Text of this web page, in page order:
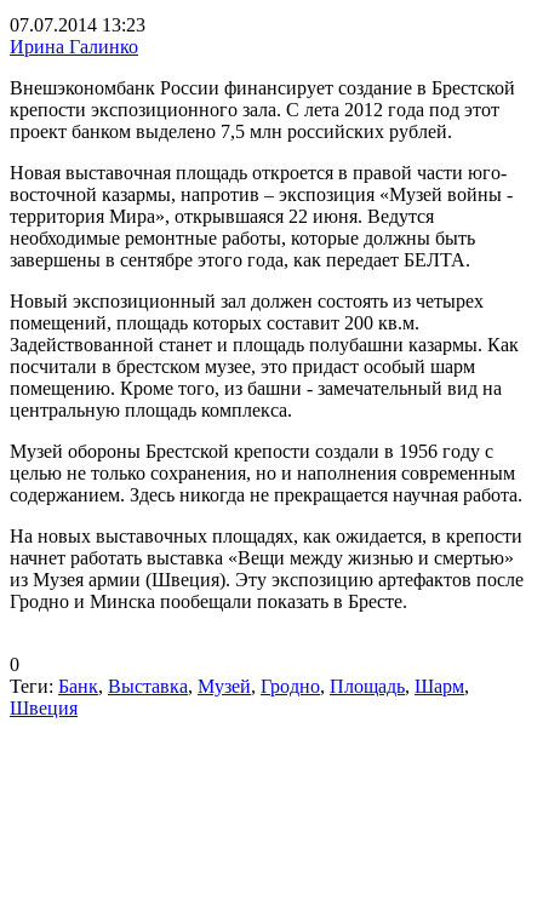
07.07.2014 13:23
Ирина Галинко
Внешэкономбанк России финансирует создание в Брестской
крепости экспозиционного зала. С лета 2012 года под этот
проект банком выделено 7,5 млн российских рублей.
Новая выставочная площадь откроется в правой части юго-
восточной казармы, напротив – экспозиция «Музей войны -
территория Мира», открывшаяся 22 июня. Ведутся
необходимые ремонтные работы, которые должны быть
завершены в сентябре этого года, как передает БЕЛТА.
Новый экспозиционный зал должен состоять из четырех
помещений, площадь которых составит 200 кв.м.
Задействованной станет и площадь полубашни казармы. Как
посчитали в брестском музее, это придаст особый шарм
помещению. Кроме того, из башни - замечательный вид на
центральную площадь комплекса.
Музей обороны Брестской крепости создали в 1956 году с
целью не только сохранения, но и наполнения современным
содержанием. Здесь никогда не прекращается научная работа.
На новых выставочных площадях, как ожидается, в крепости
начнет работать выставка «Вещи между жизнью и смертью»
из Музея армии (Швеция). Эту экспозицию артефактов после
Гродно и Минска пообещали показать в Бресте.
0
Теги: Банк, Выставка, Музей, Гродно, Площадь, Шарм,
Швеция